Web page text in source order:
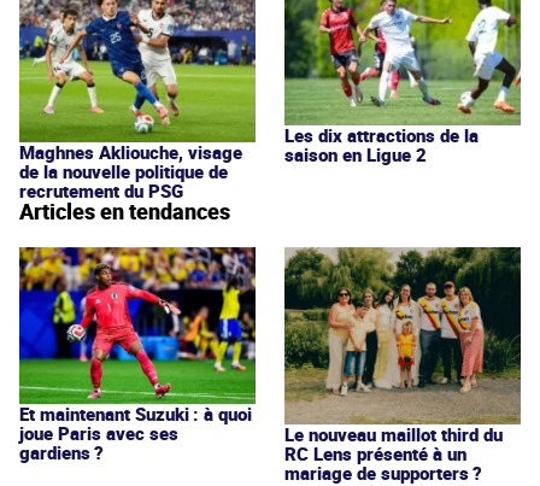
Maghnes Akliouche, visage
de la nouvelle politique de
recrutement du PSG
Les dix attractions de la
saison en Ligue 2
Articles en tendances
Et maintenant Suzuki : à quoi
joue Paris avec ses
gardiens ?
Le nouveau maillot third du
RC Lens présenté à un
mariage de supporters ?